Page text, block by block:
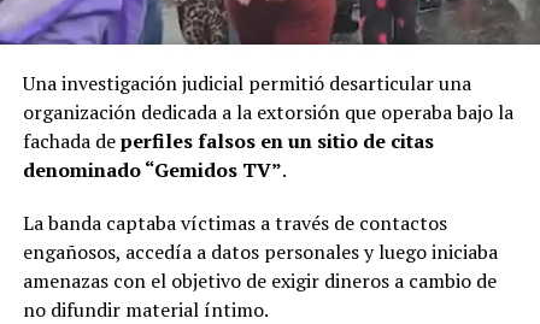
Una investigación judicial permitió desarticular una
organización dedicada a la extorsión que operaba bajo la
fachada deperfiles falsos en un sitio de citas
denominado “Gemidos TV”.
La banda captaba víctimas a través de contactos
engañosos, accedía a datos personales y luego iniciaba
amenazas con el objetivo de exigir dineros a cambio de
no difundir material íntimo.